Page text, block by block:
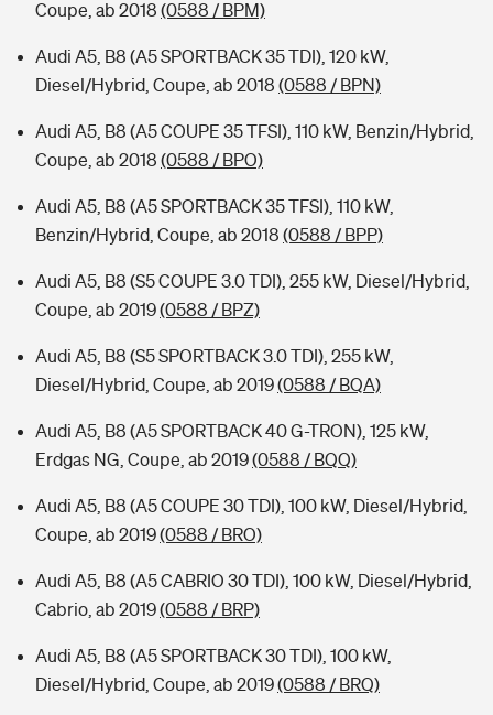
Coupe, ab 2018 (0588 / BPM)
Audi A5, B8 (A5 SPORTBACK 35 TDI), 120 kW,
Diesel/Hybrid, Coupe, ab 2018 (0588 / BPN)
Audi A5, B8 (A5 COUPE 35 TFSI), 110 kW, Benzin/Hybrid,
Coupe, ab 2018 (0588 / BPO)
Audi A5, B8 (A5 SPORTBACK 35 TFSI), 110 kW,
Benzin/Hybrid, Coupe, ab 2018 (0588 / BPP)
Audi A5, B8 (S5 COUPE 3.0 TDI), 255 kW, Diesel/Hybrid,
Coupe, ab 2019(0588 / BPZ)
Audi A5, B8 (S5 SPORTBACK 3.0 TDI), 255 kW,
Diesel/Hybrid, Coupe, ab 2019(0588 / BQA)
Audi A5, B8 (A5 SPORTBACK 40 G-TRON), 125 kW,
Erdgas NG, Coupe, ab 2019(0588 / BQQ)
Audi A5, B8 (A5 COUPE 30 TDI), 100 kW, Diesel/Hybrid,
Coupe, ab 2019(0588 / BRO)
Audi A5, B8 (A5 CABRIO 30 TDI), 100 kW, Diesel/Hybrid,
Cabrio, ab 2019(0588 / BRP)
Audi A5, B8 (A5 SPORTBACK 30 TDI), 100 kW,
Diesel/Hybrid, Coupe, ab 2019(0588 / BRQ)